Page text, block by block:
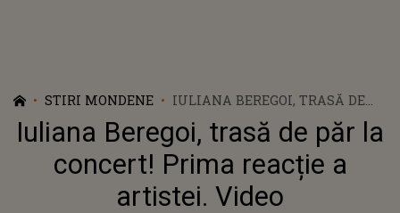
STIRI MONDENE
IULIANA BEREGOI, TRASĂ DE
PĂR LA CONCERT! PRIMA
REACȚIE A ARTISTEI. VIDEO
Iuliana Beregoi, trasă de păr la
concert! Prima reacție a
artistei. Video